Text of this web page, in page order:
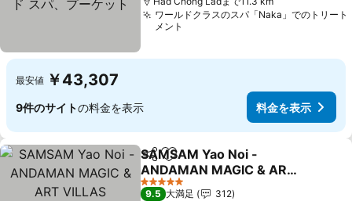
ワールドクラスのスパ「Naka」でのトリート
メント
最安値 ￥43,307
9件のサイトの料金を表示 料金を表示
シェアお気に入りに追加
SAMSAM Yao Noi -
ANDAMAN MAGIC & ART
VILLAS
料金を表示
5 ホテルのランク
9.5 大満足
312